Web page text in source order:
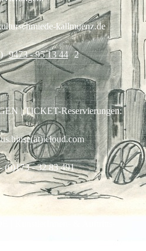
kallmuenz.de
9473 - 95 13 44 2
| TICKET-Reservierungen:
(0)173 - 32 83 491